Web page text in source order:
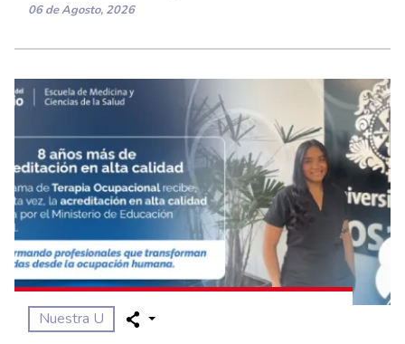
06 de Agosto, 2026
Nuestra U